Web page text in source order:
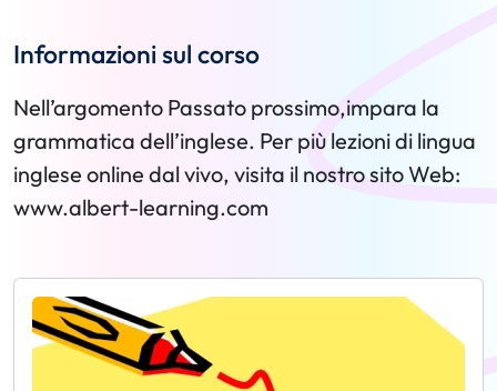
Informazioni sul corso
Nell’argomento Passato prossimo,impara la
grammatica dell’inglese. Per più lezioni di lingua
inglese online dal vivo, visita il nostro sito Web:
www.albert-learning.com